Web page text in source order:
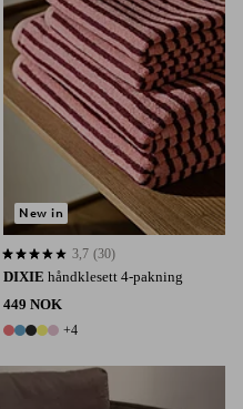
DIXIE håndklesett 4-pakning
449 NOK
9 farger
+4
3,7 basert på 30 karaktergivninger
3,7 (30)
New in